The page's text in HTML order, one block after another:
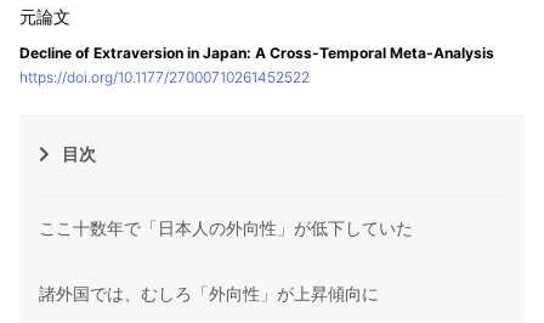
Decline of Extraversion in Japan: A Cross-Temporal Meta-Analysis
https://doi.org/10.1177/27000710261452522
目次
ここ十数年で「日本人の外向性」が低下していた
諸外国では、むしろ「外向性」が上昇傾向に